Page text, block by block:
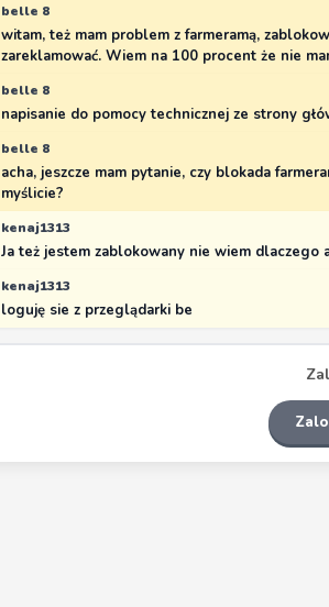
belle 8
witam, też mam problem z farmeramą,
zareklamować. Wiem na 100 procent że nie
belle 8
napisanie do pomocy technicznej ze strony
belle 8
acha, jeszcze mam pytanie, czy blokada
myślicie?
kenaj1313
Ja też jestem zablokowany nie wiem dlaczego
kenaj1313
loguję sie z przeglądarki be